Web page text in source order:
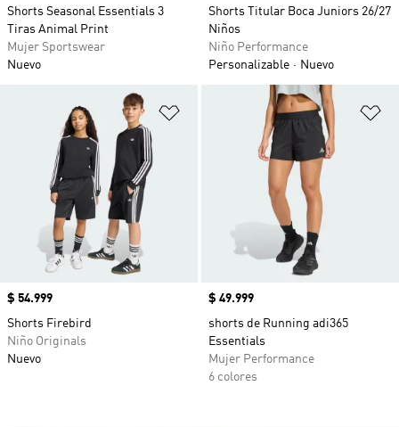
Shorts Seasonal Essentials 3
Tiras Animal Print
Mujer Sportswear
Nuevo
Shorts Titular Boca Juniors 26/27
Niños
Niño Performance
Personalizable
Nuevo
Añadir a la lista de deseos
Precio
$ 54.999
Shorts Firebird
Niño Originals
Nuevo
Precio
$ 49.999
shorts de Running adi365
Essentials
Mujer Performance
6 colores